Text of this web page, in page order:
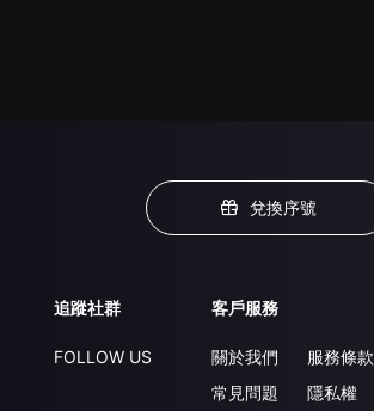
兌換序號
追蹤社群
FOLLOW US
客戶服務
關於我們
常見問題
服務條款
隱私權